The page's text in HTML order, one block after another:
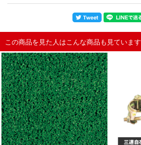
この商品を見た人はこんな商品も見ています